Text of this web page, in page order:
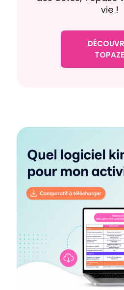
vie !
TOPAZE